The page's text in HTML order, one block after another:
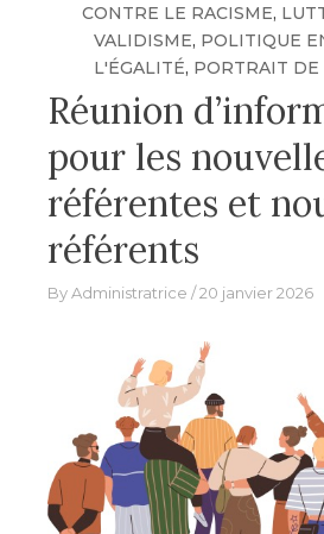
CONTRE LE RACISME,
VALIDISME, POLITIQUE
L'ÉGALITÉ, PORTRAIT DE
Réunion
pour les
référentes et
référents
ByAdministratrice 20 janvier 2026